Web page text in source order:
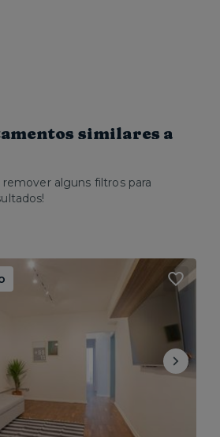
similares a
alguns filtros para